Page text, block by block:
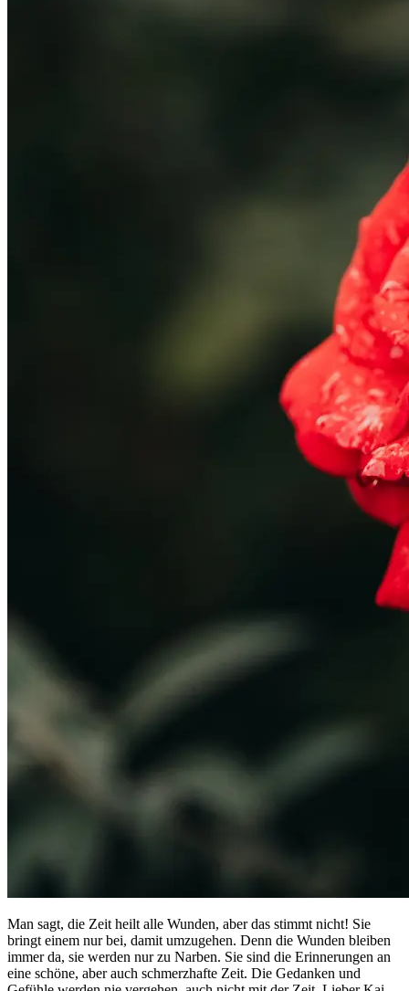
Man sagt, die Zeit heilt alle Wunden, aber das stimmt nicht! Sie
bringt einem nur bei, damit umzugehen. Denn die Wunden bleiben
immer da, sie werden nur zu Narben. Sie sind die Erinnerungen an
eine schöne, aber auch schmerzhafte Zeit. Die Gedanken und